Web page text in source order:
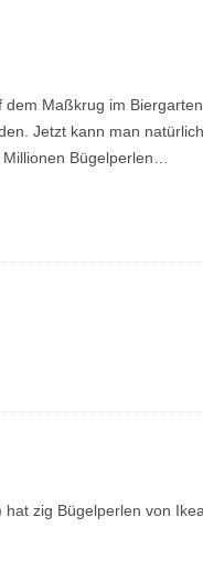
Maßkrug im
Jetzt kann man
Bügelperlen…
hat zig Bügelperlen von